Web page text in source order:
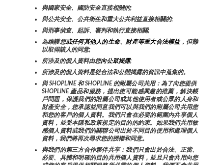
與國家安全、國防安全直接相關的;
與公共安全、公共衛生和重大公共利益直接相關的;
與刑事偵查、起訴、審判和執行直接相關;
為維護您或任何其他人的生命、財產等重大合法權益，但難
以取得該人的同意;
所涉及的個人資料由您向公眾揭露;
所涉及的個人資料是從合法和公開揭露的資訊中蒐集的。
與 SHOPLINE 和 SHOPLINE 的附屬公司共用：為了向您提供
SHOPLINE 產品和服務，提出您可能感興趣的推薦，解決帳
戶問題，保護我們的附屬公司或其他使用者或公眾的人身和
財產安全，您承認並同意我們可以與我們的附屬公司共用您
和您的客戶的個人資料。我們只會在必要的範圍內共享個人
資料，並受本隱私政策規定的目的的約束。如果我們共用敏
感個人資料或我們的關聯公司出於不同目的使用和處理個人
資料，我們將再次尋求您的授權和同意。
與我們的第三方合作夥伴共享：我們只會出於合法、正當、
必要、具體和明確的目的共用個人資料，並且只會共用向您